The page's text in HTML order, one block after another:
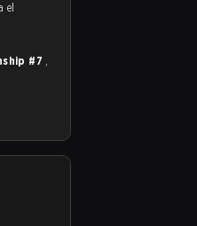
el
#7 ,